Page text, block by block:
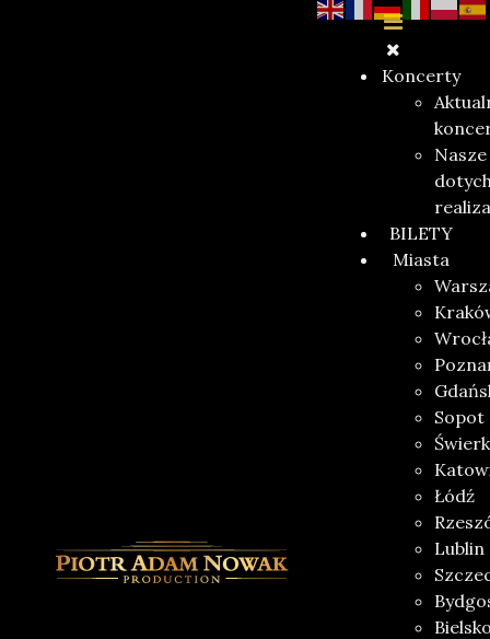
Koncerty
Nasze
BILETY
Miasta
Sopot
Łódź
Lublin